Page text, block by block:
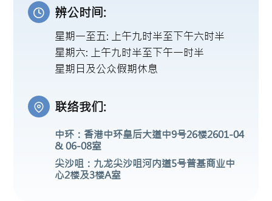
辨公时间:
星期一至五: 上午九时半至下午六时半
星期六: 上午九时半至下午一时半
星期日及公众假期休息
联络我们:
中环：香港中环皇后大道中9号26楼2601-04
& 06-08室
尖沙咀：九龙尖沙咀河内道5号普基商业中
心2楼及3楼A室